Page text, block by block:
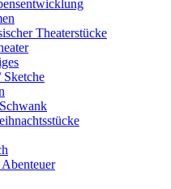
Theaterstücke
Sketche